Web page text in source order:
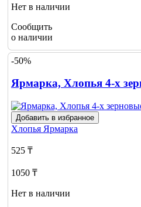
Нет в наличии
Сообщить
о наличии
-50%
Ярмарка, Хлопья 4-х
Добавить в избранное
Хлопья Ярмарка
525 ₸
1050 ₸
Нет в наличии